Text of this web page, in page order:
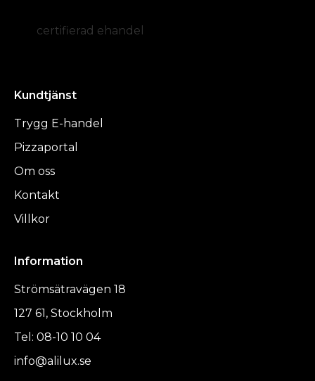
certifierad ehandel
Kundtjänst
Trygg E-handel
Pizzaportal
Om oss
Kontakt
Villkor
Information
Strömsätravägen 18
127 61, Stockholm
Tel: 08-10 10 04
info@alilux.se